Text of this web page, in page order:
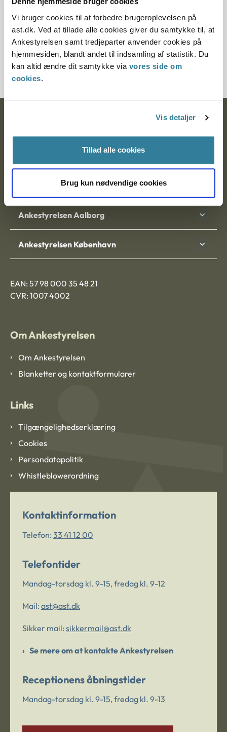
Vi bruger cookies til at forbedre brugeroplevelsen på
ast.dk. Ved at tillade alle cookies giver du samtykke til, at
Ankestyrelsen samt tredjeparter anvender cookies på
hjemmesiden, blandt andet til indsamling af statistik. Du
kan altid ændre dit samtykke via vores side om
cookies.
Vis detaljer
Tillad alle cookies
Brug kun nødvendige cookies
§ 84 § 100
Journalnummer
3500234-06
Nytorv 7, 2. sal
Ankestyrelsen Aalborg
Ankestyrelsen København
EAN: 57 98 000 35 48 21
CVR: 1007 4002
Om Ankestyrelsen
Om Ankestyrelsen
Blanketter og kontaktformularer
Links
Tilgængelighedserklæring
Cookies
Persondatapolitik
Whistleblowerordning
Kontaktinformation
Telefon: 33 41 12 00
Telefontider
Mandag-torsdag kl. 9-15, fredag kl. 9-12
Mail: ast@ast.dk
Sikker mail: sikkermail@ast.dk
Se mere om at kontakte Ankestyrelsen
Receptionens åbningstider
Mandag-torsdag kl. 9-15, fredag kl. 9-13